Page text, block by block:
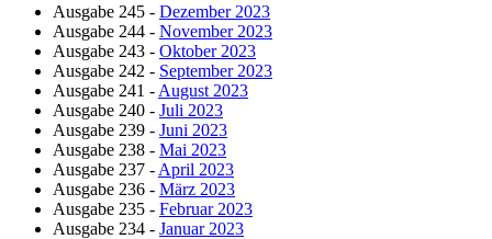
Ausgabe 245 - Dezember 2023
Ausgabe 244 - November 2023
Ausgabe 243 - Oktober 2023
Ausgabe 242 - September 2023
Ausgabe 241 - August 2023
Ausgabe 240 - Juli 2023
Ausgabe 239 - Juni 2023
Ausgabe 238 - Mai 2023
Ausgabe 237 - April 2023
Ausgabe 236 - März 2023
Ausgabe 235 - Februar 2023
Ausgabe 234 - Januar 2023